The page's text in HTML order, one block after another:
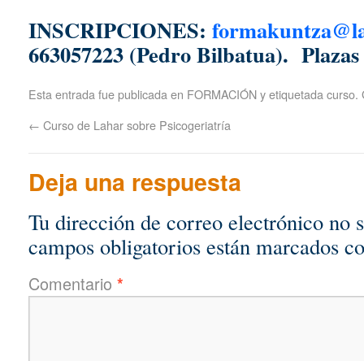
INSCRIPCIONES:
663057223 (Pedro Bilbatua).
Esta entrada fue publicada en FORMACIÓNy etiquetada curso.
← Curso de Lahar sobre Psicogeriatría
Deja una respuesta
Tu dirección de correo electrónico no
campos obligatorios están marcados
Comentario *